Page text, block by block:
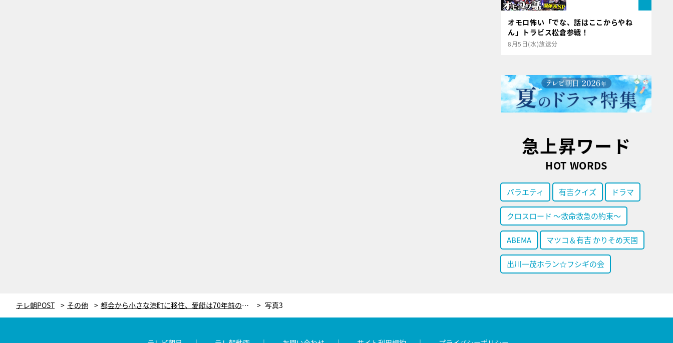
オモロ怖い「でな、話はここからやね
ん」トラビス松倉参戦！
8月5日(水)放送分
急上昇ワード
HOT WORDS
バラエティ 有吉クイズ ドラマ
クロスロード ～救命救急の約束～
ABEMA マツコ＆有吉 かりそめ天国
出川一茂ホラン☆フシギの会
テレ朝POST その他 都会から小さな港町に移住、愛艇は70年前のクラシックボート「ここは世界で一番だよ」 写真3